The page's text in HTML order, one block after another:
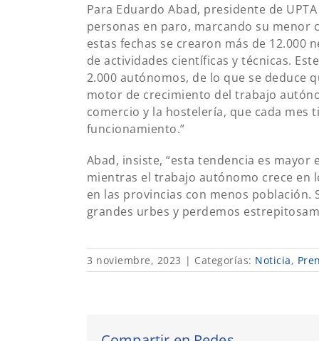
Para Eduardo Abad, presidente de
personas en paro, marcando su menor
estas fechas se crearon más de
de actividades científicas y técnicas.
2.000 autónomos, de lo que se deduce
motor de crecimiento del trabajo
comercio y la hostelería, que cada mes
funcionamiento.”
Abad, insiste, “esta tendencia es
mientras el trabajo autónomo crece en
en las provincias con menos población.
grandes urbes y perdemos
3 noviembre, 2023 | Categorías: Noticia,